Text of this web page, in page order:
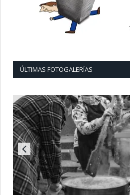
ÚLTIMAS FOTOGALERÍAS